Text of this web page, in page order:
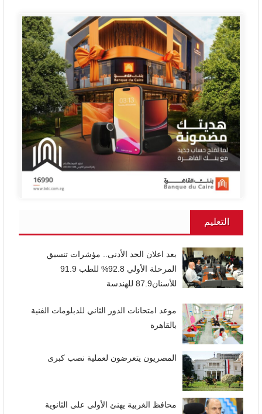
التعليم
بعد اعلان الحد الأدنى.. مؤشرات تنسيق
المرحلة الأولي 92.8% للطب 91.9
للأسنان87.9 للهندسة
موعد امتحانات الدور الثاني للدبلومات الفنية
بالقاهرة
المصريون يتعرضون لعملية نصب كبرى
محافظ الغربية يهنئ الأولى على الثانوية